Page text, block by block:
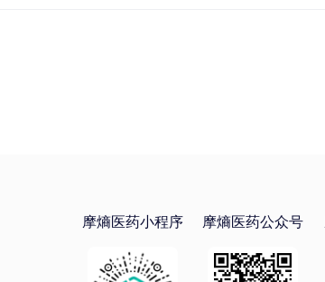
摩熵医药小程序 摩熵医药公众号